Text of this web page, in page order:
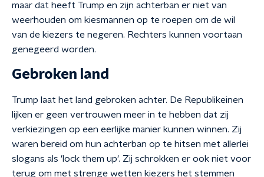
maar dat heeft Trump en zijn achterban er niet van
weerhouden om kiesmannen op te roepen om de wil
van de kiezers te negeren. Rechters kunnen voortaan
genegeerd worden.
Gebroken land
Trump laat het land gebroken achter. De Republikeinen
lijken er geen vertrouwen meer in te hebben dat zij
verkiezingen op een eerlijke manier kunnen winnen. Zij
waren bereid om hun achterban op te hitsen met allerlei
slogans als 'lock them up'. Zij schrokken er ook niet voor
terug om met strenge wetten kiezers het stemmen